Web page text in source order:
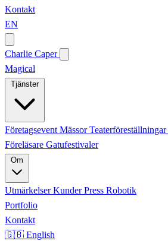
Kontakt
EN
Charlie Caper
Magical
Tjänster
Företagsevent MässorTeaterföreställningar
Föreläsare Gatufestivaler
UtmärkelserKunderPress Robotik
Portfolio
Kontakt
🇬🇧 English